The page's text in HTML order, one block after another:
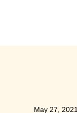
May 27, 2021